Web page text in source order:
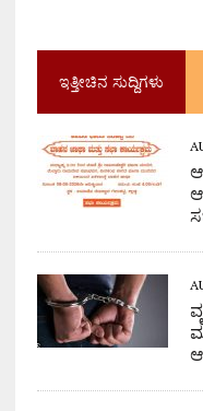
ಇತ್ತೀಚಿನ ಸುದ್ದಿಗಳು